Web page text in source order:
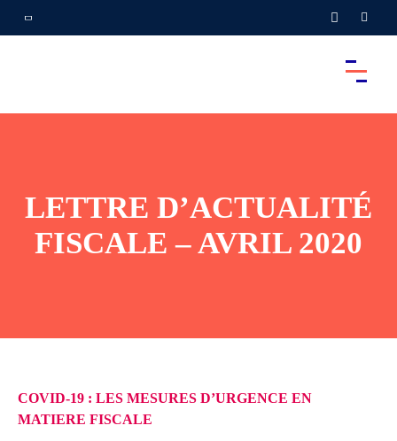
LETTRE D’ACTUALITÉ
FISCALE – AVRIL 2020
COVID-19 : LES MESURES D’URGENCE EN
MATIERE FISCALE